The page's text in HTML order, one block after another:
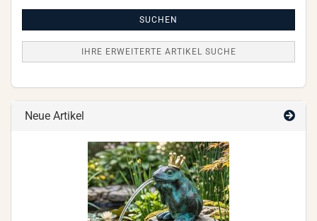
SUCHEN
IHRE ERWEITERTE ARTIKEL SUCHE
Neue Artikel